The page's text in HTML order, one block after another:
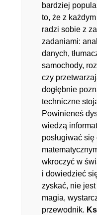
bardziej
to, że z
radzi sobie z
zadaniami:
danych,
samochody,
czy
dogłębnie
techniczne
Powinieneś
wiedzą
posługiwać
wkroczyć w
i dowiedzieć
zyskać, nie
magia,
przewodnik.